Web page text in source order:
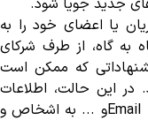
جدید جویا شود.
یا اعضای خود را به
به گاه، از طرف شرکای
که ممکن است
در این حالت، اطلاعات
Emailو ... به اشخاص و